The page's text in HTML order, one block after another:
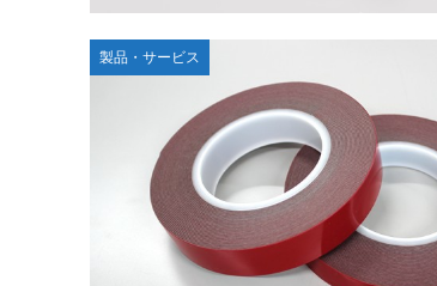
製品・サービス